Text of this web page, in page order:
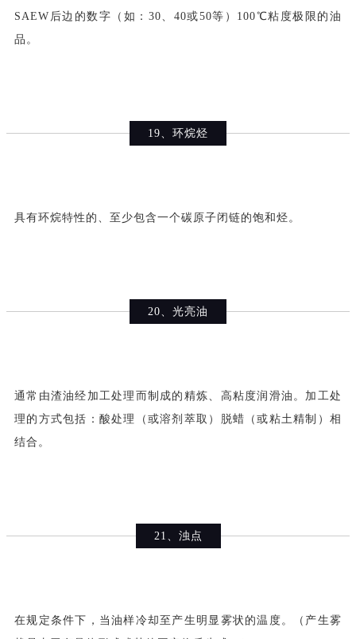
SAEW后边的数字（如：30、40或50等）100℃粘度极限的油
品。
19、环烷烃
具有环烷特性的、至少包含一个碳原子闭链的饱和烃。
20、光亮油
通常由渣油经加工处理而制成的精炼、高粘度润滑油。加工处
理的方式包括：酸处理（或溶剂萃取）脱蜡（或粘土精制）相
结合。
21、浊点
在规定条件下，当油样冷却至产生明显雾状的温度。（产生雾